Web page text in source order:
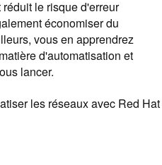
le risque d'erreur
économiser du
vous en apprendrez
d'automatisation et
lancer.
les réseaux avec Red Hat